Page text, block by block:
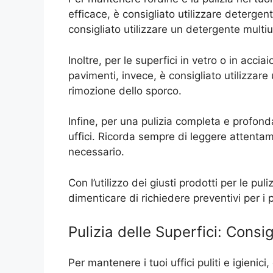
efficace, è consigliato utilizzare
consigliato utilizzare un detergente
Inoltre, per le superfici in vetro o in
pavimenti, invece, è consigliato
rimozione dello sporco.
Infine, per una pulizia completa e
uffici. Ricorda sempre di leggere
necessario.
Con l’utilizzo dei giusti prodotti per le
dimenticare di richiedere preventivi per i
Pulizia delle Superfici:
Per mantenere i tuoi uffici puliti e